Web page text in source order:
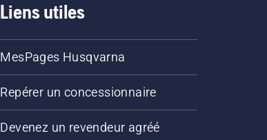
Liens utiles
MesPages Husqvarna
Repérer un concessionnaire
Devenez un revendeur agréé